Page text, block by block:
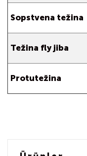
Sopstvena težina
Težina fly jiba
Protutežina